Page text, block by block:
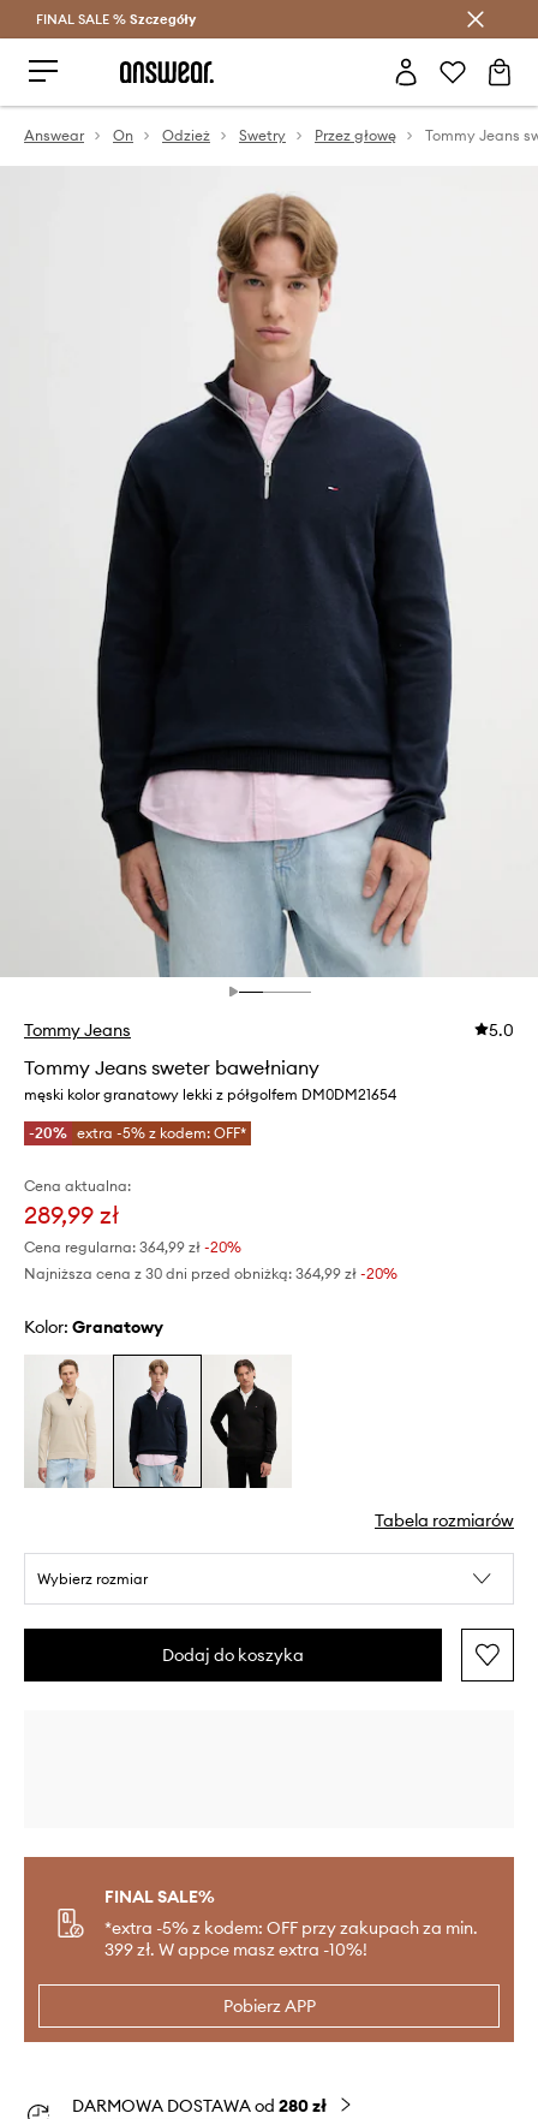
Oszczędzaj z Answear Club >
FINAL SALE % Szczegóły
Answear On Odzież Swetry Przez głowę Tommy Jeans
Tommy Jeans 5.0
Tommy Jeans sweter bawełniany
męski kolor granatowy lekki z półgolfem DM0DM21654
-20% extra -5% z kodem: OFF*
Cena aktualna:
289,99 zł
Cena regularna: 364,99 zł -20%
Najniższa cena z 30 dni przed obniżką: 364,99 zł -20%
Kolor: granatowy
Tabela rozmiarów
Wybierz rozmiar
Dodaj do koszyka
FINAL SALE%
*extra -5% z kodem: OFF przy zakupach za min.
399 zł. W appce masz extra -10%!
Pobierz APP
DARMOWA DOSTAWA od 280 zł